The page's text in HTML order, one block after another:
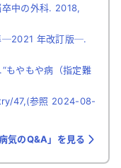
中の外科. 2018,
年改訂版─.
もやもや病（指定難
47,(参照 2024-08-
気のQ&A」を見る